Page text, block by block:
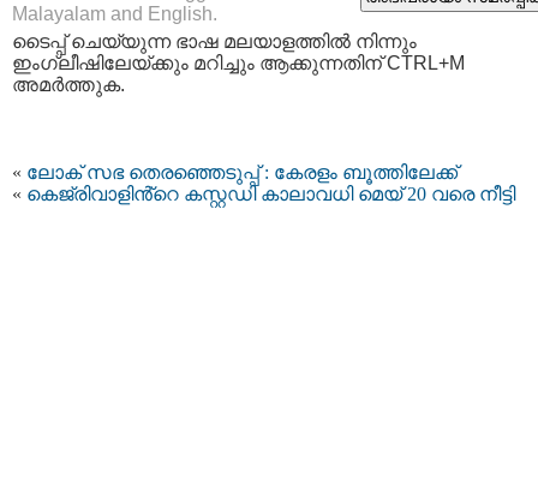
Malayalam and English.
ടൈപ്പ്‌ ചെയ്യുന്ന ഭാഷ മലയാളത്തില്‍ നിന്നും
ഇംഗ്ലീഷിലേയ്ക്കും മറിച്ചും ആക്കുന്നതിന് CTRL+M
അമര്‍ത്തുക.
« ലോക് സഭ തെരഞ്ഞെടുപ്പ് : കേരളം ബൂത്തിലേക്ക്
« കെജ്രിവാളിൻ്റെ കസ്റ്റഡി കാലാവധി മെയ് 20 വരെ നീട്ടി